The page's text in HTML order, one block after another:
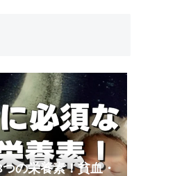
の栄養素！貧血・